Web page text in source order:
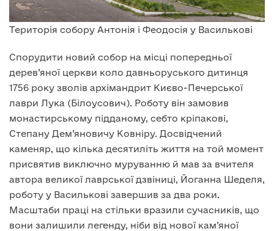
Територія собору Антонія і Феодосія у Василькові
Спорудити новий собор на місці попередньої
дерев’яної церкви коло давньоруського дитинця
1756 року зволів архімандрит Києво-Печерської
лаври Лука (Білоусович). Роботу він замовив
монастирському підданому, себто кріпакові,
Степану Дем’яновичу Ковніру. Досвідчений
каменяр, що кілька десятиліть життя на той момент
присвятив виключно муруванню й мав за вчителя
автора великої лаврської дзвіниці, Йоганна Шеделя,
роботу у Василькові завершив за два роки.
Масштаби праці на стільки вразили сучасників, що
вони залишили легенду, ніби від нової кам’яної